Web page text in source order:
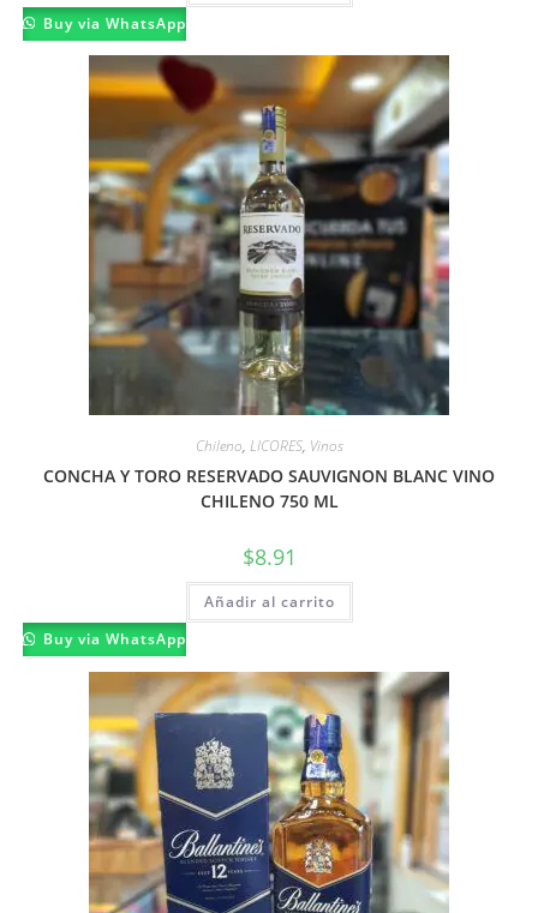
Buy via WhatsApp
Chileno, LICORES, Vinos
CONCHA Y TORO RESERVADO SAUVIGNON BLANC VINO
CHILENO 750 ML
$8.91
Añadir al carrito
Buy via WhatsApp